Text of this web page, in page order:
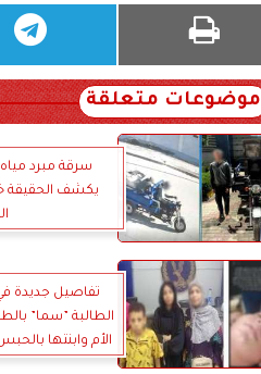
موضوعات متعلقة
سرقة مبرد
يكشف الحقيقة
تفاصيل جديدة
الطالبة ”سما”
الأم وابنتها